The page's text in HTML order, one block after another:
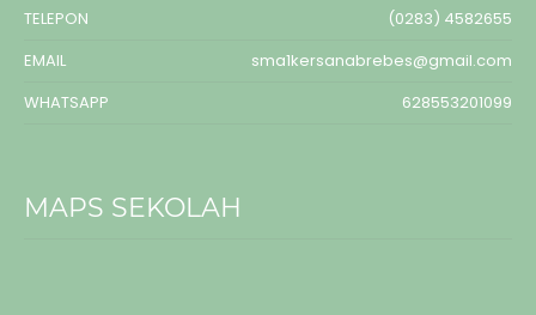
TELEPON
(0283) 4582655
EMAIL
sma1kersanabrebes@gmail.com
WHATSAPP
628553201099
MAPS SEKOLAH